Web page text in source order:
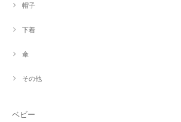
帽子
下着
傘
その他
ベビー